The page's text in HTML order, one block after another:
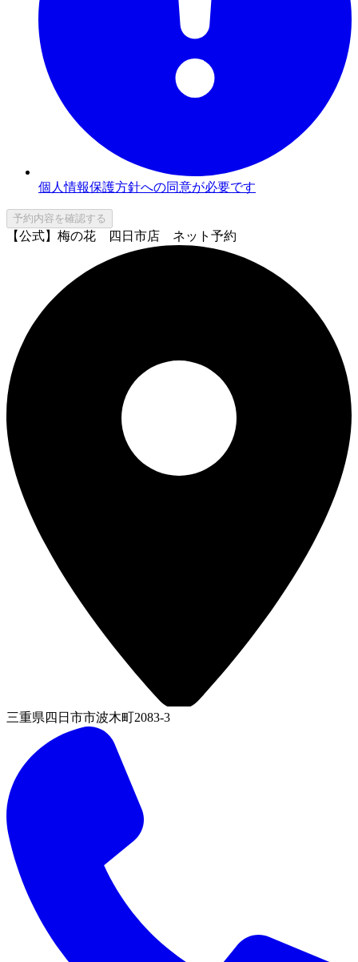
個人情報保護方針への同意が必要です
予約内容を確認する
【公式】梅の花 四日市店 ネット予約
三重県四日市市波木町2083-3